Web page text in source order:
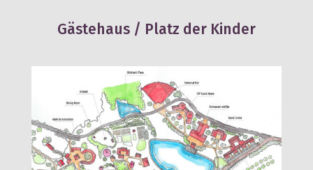
Gästehaus / Platz der Kinder